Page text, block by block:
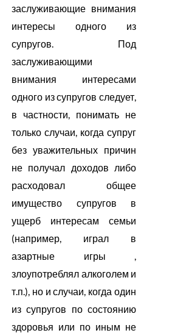
заслуживающие внимания
интересы одного из
супругов. Под
заслуживающими
внимания интересами
одного из супругов следует,
в частности, понимать не
только случаи, когда супруг
без уважительных причин
не получал доходов либо
расходовал общее
имущество супругов в
ущерб интересам семьи
(например, играл в
азартные игры ,
злоупотреблял алкоголем и
т.п.), но и случаи, когда один
из супругов по состоянию
здоровья или по иным не